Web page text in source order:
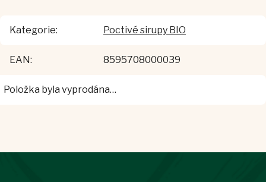
Kategorie: Poctivé sirupy BIO
EAN: 8595708000039
Položka byla vyprodána…